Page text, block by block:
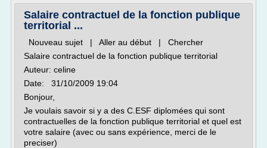
Salaire contractuel de la fonction publique
territorial ...
Nouveau sujet | Aller au début | Chercher
Salaire contractuel de la fonction publique territorial
Auteur: celine
Date: 31/10/2009 19:04
Bonjour,
Je voulais savoir si y a des C.ESF diplomées qui sont
contractuelles de la fonction publique territorial et quel est
votre salaire (avec ou sans expérience, merci de le
preciser)